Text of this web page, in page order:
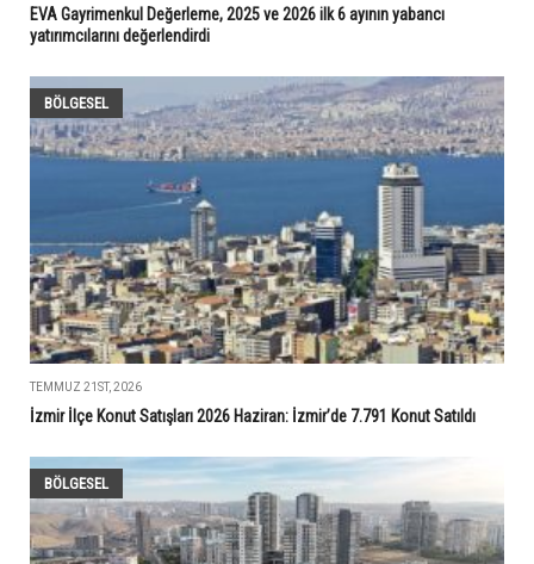
EVA Gayrimenkul Değerleme, 2025 ve 2026 ilk 6 ayının yabancı
yatırımcılarını değerlendirdi
BÖLGESEL
TEMMUZ 21ST, 2026
İzmir İlçe Konut Satışları 2026 Haziran: İzmir’de 7.791 Konut Satıldı
BÖLGESEL